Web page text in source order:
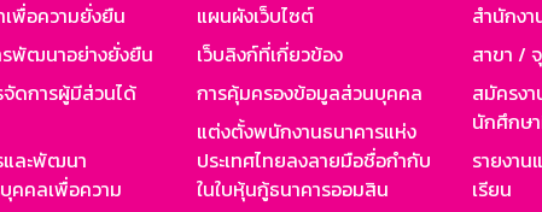
พื่อความยั่งยืน
รพัฒนาอย่างยั่งยืน
จัดการผู้มีส่วนได้
และพัฒนา
คคลเพื่อความ
แผนผังเว็บไซต์
เว็บลิงก์ที่เกี่ยวข้อง
การคุ้มครองข้อมูลส่วนบุคคล
แต่งตั้งพนักงานธนาคารแห่ง
ประเทศไทยลงลายมือชื่อกำกับ
ในใบหุ้นกู้ธนาคารออมสิน
สำนักง
สาขา /
สมัครง
นักศึกษ
รายงาน
เรียน